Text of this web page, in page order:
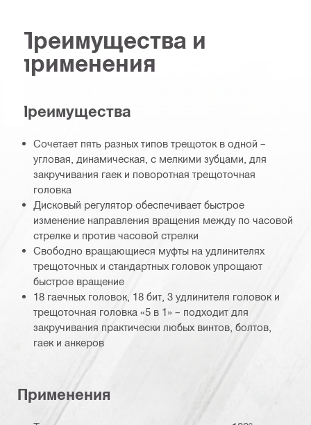
Преимущества и
применения
Преимущества
Сочетает пять разных типов трещоток в одной –
угловая, динамическая, с мелкими зубцами, для
закручивания гаек и поворотная трещоточная
головка
Дисковый регулятор обеспечивает быстрое
изменение направления вращения между по часовой
стрелке и против часовой стрелки
Свободно вращающиеся муфты на удлинителях
трещоточных и стандартных головок упрощают
быстрое вращение
18 гаечных головок, 18 бит, 3 удлинителя головок и
трещоточная головка «5 в 1» – подходит для
закручивания практически любых винтов, болтов,
гаек и анкеров
Применения